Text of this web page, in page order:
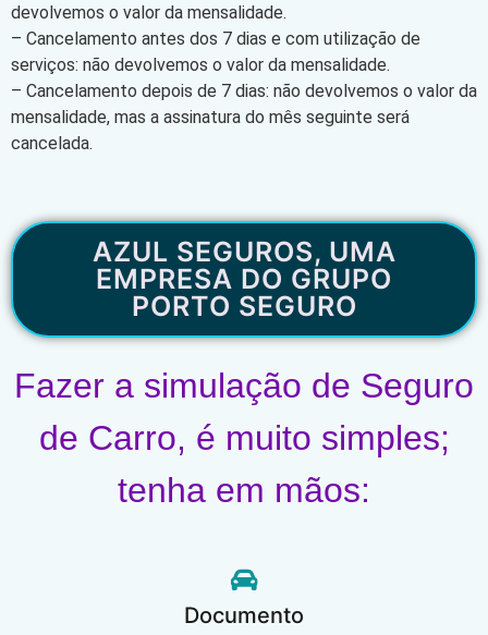
devolvemos o valor da mensalidade.
– Cancelamento antes dos 7 dias e com utilização de
serviços: não devolvemos o valor da mensalidade.
– Cancelamento depois de 7 dias: não devolvemos o valor da
mensalidade, mas a assinatura do mês seguinte será
cancelada.
AZUL SEGUROS, UMA
EMPRESA DO GRUPO
PORTO SEGURO
Fazer a simulação de Seguro
de Carro, é muito simples;
tenha em mãos:
Documento